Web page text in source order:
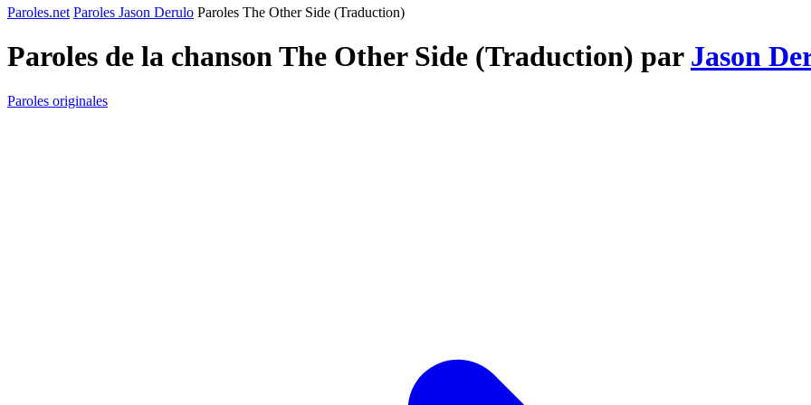
Paroles.net Paroles Jason Derulo Paroles The Other Side (Traduction)
Paroles de la chanson The Other Side (Traduction) par Jason
Paroles originales